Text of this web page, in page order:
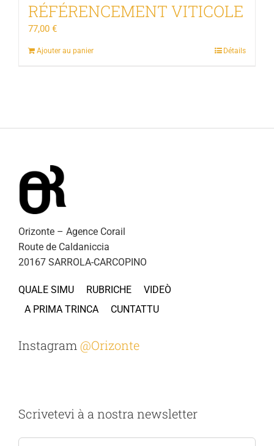
RÉFÉRENCEMENT VITICOLE
77,00 €
Ajouter au panier Détails
Orizonte – Agence Corail
Route de Caldaniccia
20167 SARROLA-CARCOPINO
QUALE SIMU RUBRICHE
VIDEÒ
A PRIMA TRINCA
CUNTATTU
Instagram@Orizonte
Scrivetevi à a nostra newsletter